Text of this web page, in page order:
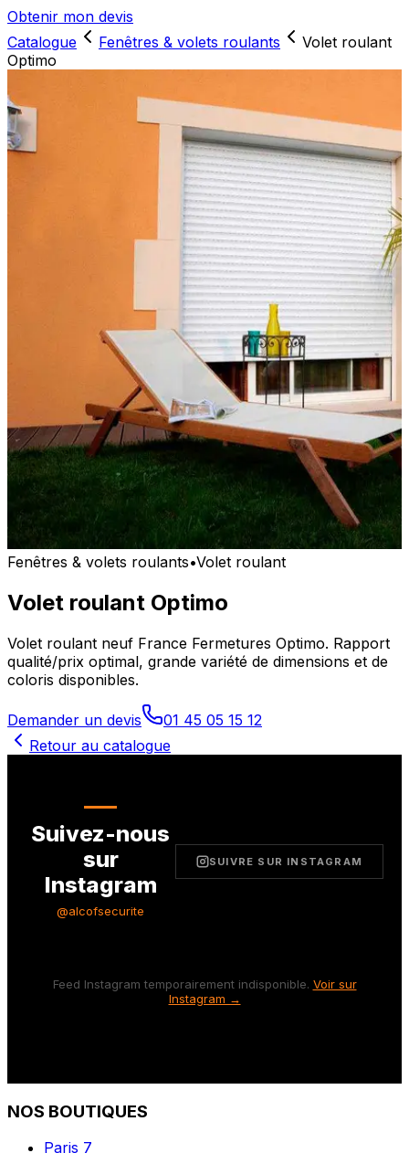
Obtenir mon devis
Catalogue
Fenêtres & volets roulants
Volet roulant
Optimo
Fenêtres & volets roulants•Volet roulant
Volet roulant Optimo
Volet roulant neuf France Fermetures Optimo. Rapport
qualité/prix optimal, grande variété de dimensions et de
coloris disponibles.
Demander un devis
01 45 05 15 12
Retour au catalogue
Suivez-nous
sur
Instagram
@alcofsecurite
SUIVRE SUR INSTAGRAM
Feed Instagram temporairement indisponible. Voir sur
Instagram →
NOS BOUTIQUES
Paris 7